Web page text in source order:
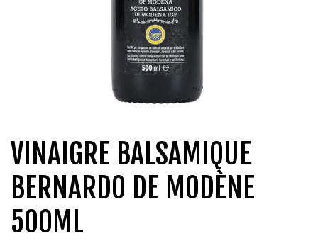
VINAIGRE BALSAMIQUE
BERNARDO DE MODÈNE
500ML